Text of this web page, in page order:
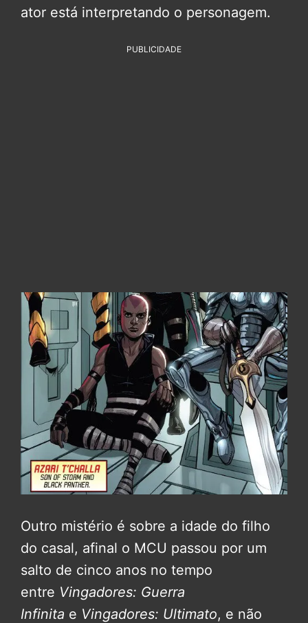
ator está interpretando o personagem.
PUBLICIDADE
Outro mistério é sobre a idade do filho
do casal, afinal o MCU passou por um
salto de cinco anos no tempo
entre Vingadores: Guerra
Infinita e Vingadores: Ultimato, e não